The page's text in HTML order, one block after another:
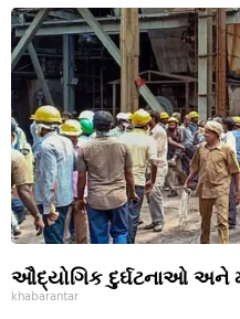
ઔદ્યોગિક દુર્ઘટનાઓ અને
khabarantar